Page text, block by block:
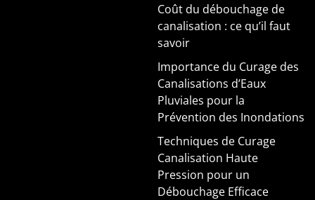
Coût du débouchage de
canalisation : ce qu’il faut
savoir
Importance du Curage des
Canalisations d’Eaux
Pluviales pour la
Prévention des Inondations
Techniques de Curage
Canalisation Haute
Pression pour un
Débouchage Efficace